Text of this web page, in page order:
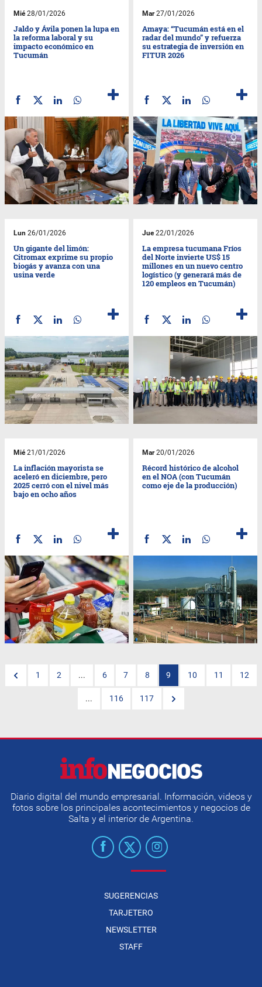
Mié28/01/2026
Jaldo y Ávila ponen la lupa en
la reforma laboral y su
impacto económico en
Tucumán
Mar27/01/2026
Amaya: “Tucumán está en el
radar del mundo” y refuerza
su estrategia de inversión en
FITUR 2026
Lun 26/01/2026
Un gigante del limón:
Citromax exprime su propio
biogás y avanza con una
usina verde
Jue22/01/2026
La empresa tucumana Fríos
del Norte invierte US$ 15
millones en un nuevo centro
logístico (y generará más de
120 empleos en Tucumán)
Mié21/01/2026
La inflación mayorista se
aceleró en diciembre, pero
2025 cerró con el nivel más
bajo en ocho años
Mar20/01/2026
Récord histórico de alcohol
en el NOA (con Tucumán
como eje de la producción)
1 2 ... 6 7 8 9 10 11 12
... 116 117
Diario digital del mundo empresarial. Información, videos y
fotos sobre los principales acontecimientos y negocios de
Salta y el interior de Argentina.
SUGERENCIAS
TARJETERO
NEWSLETTER
STAFF